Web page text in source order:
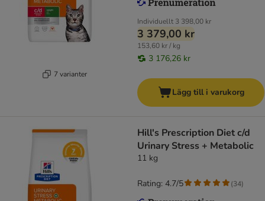
7 varianter
Individuellt 3 398,00 kr
3 379,00 kr
153,60 kr / kg
3 176,26 kr
Lägg till i varukorg
Hill's Prescription Diet c/d
Urinary Stress + Metabolic
11 kg
Rating: 4.7/5 (34)